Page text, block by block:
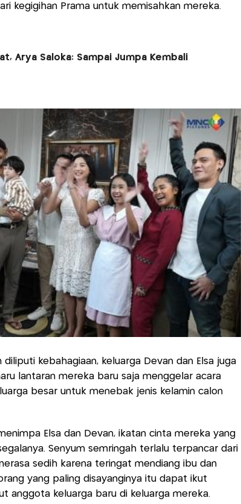
kegigihan Prama untuk memisahkan mereka.
Arya Saloka: Sampai Jumpa Kembali
kebahagiaan, keluarga Devan dan Elsa juga
lantaran mereka baru saja menggelar acara
besar untuk menebak jenis kelamin calon
Elsa dan Devan, ikatan cinta mereka yang
Senyum semringah terlalu terpancar dari
sedih karena teringat mendiang ibu dan
yang paling disayanginya itu dapat ikut
anggota keluarga baru di keluarga mereka.